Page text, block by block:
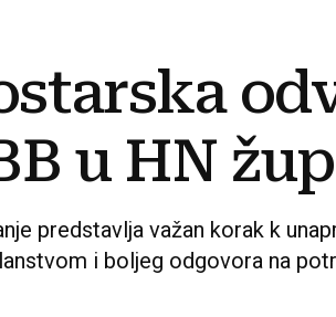
u HN
predstavlja važan korak k
i boljeg odgovora na